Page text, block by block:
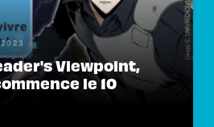
Viewpoint,
le 10